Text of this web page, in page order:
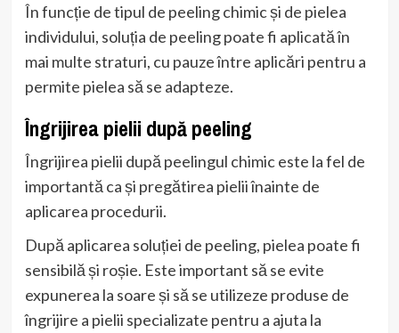
În funcție de tipul de peeling chimic și de pielea
individului, soluția de peeling poate fi aplicată în
mai multe straturi, cu pauze între aplicări pentru a
permite pielea să se adapteze.
Îngrijirea pielii după peeling
Îngrijirea pielii după peelingul chimic este la fel de
importantă ca și pregătirea pielii înainte de
aplicarea procedurii.
După aplicarea soluției de peeling, pielea poate fi
sensibilă și roșie. Este important să se evite
expunerea la soare și să se utilizeze produse de
îngrijire a pielii specializate pentru a ajuta la